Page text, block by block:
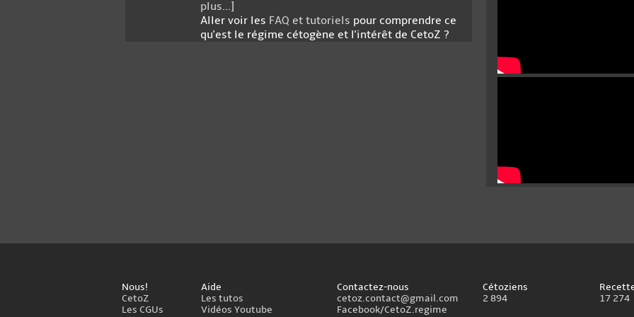
plus...]
Aller voir les FAQ et tutoriels pour comprendre ce
qu'est le régime cétogène et l'intérêt de CetoZ ?
Nous! Aide
Contactez-nous
CetoZ
Les tutos
cetoz.contact@gmail.com
Les CGUs
Vidéos Youtube Facebook/CetoZ.regime
Cétoziens
2 894
17 274